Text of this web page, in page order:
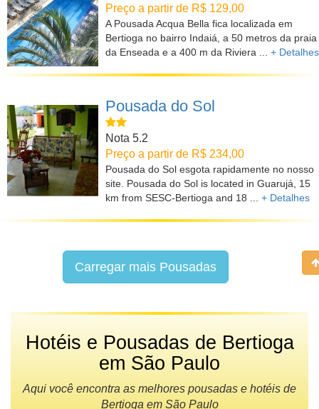
Preço a partir de R$ 129,00
A Pousada Acqua Bella fica localizada em
Bertioga no bairro Indaiá, a 50 metros da praia
da Enseada e a 400 m da Riviera ... + Detalhes
Pousada do Sol
Nota 5.2
Preço a partir de R$ 234,00
Pousada do Sol esgota rapidamente no nosso
site. Pousada do Sol is located in Guarujá, 15
km from SESC-Bertioga and 18 ... + Detalhes
Carregar mais Pousadas
Hotéis e Pousadas de Bertioga
em São Paulo
Aqui você encontra as melhores pousadas e hotéis de
Bertioga em São Paulo